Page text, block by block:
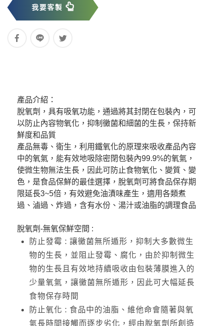
我要客製
產品介紹：
脫氧劑， 具有吸氧功能，通過將其封閉在包裝內，可
以防止內容物氧化，抑制黴菌和細菌的生長，保持新
鮮度和品質
產品無毒、衛生，利用鐵氧化的原理來吸收產品內容
中的氧氣，能有效地吸除密閉包裝內99.9%的氧氣，
使微生物無法生長，因此可防止食物氧化、變質、變
色，是食品保鮮的最佳選擇，脫氧劑可將食品保存期
限延長3~5倍，有效避免油漬味產生，適用各類煮
過、滷過、炸過，含有水份、湯汁或油脂的調理食品
脫氧劑-無氧保鮮空間 :
防止發霉 : 讓黴菌無所遁形，抑制大多數微生
物的生長，並阻止發霉、腐化，由於抑制微生
物的生長且有效地持續吸收由包裝薄膜進入的
少量氧氣，讓黴菌無所遁形，因此可大幅延長
食物保存時間
防止氧化 : 食品中的油脂、維他命會隨著與氧
氣長時間接觸而逐步劣化，經由脫氧劑所創造